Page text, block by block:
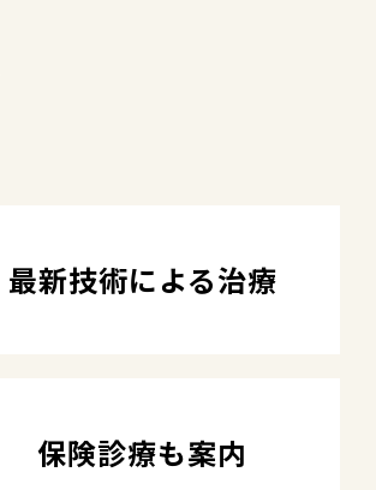
最新技術による治療
保険診療も案内